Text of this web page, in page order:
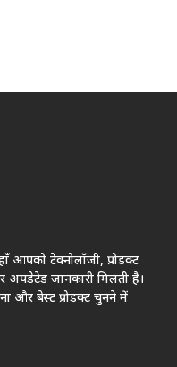
आपको टेक्नोलॉजी, प्रोडक्ट
जानकारी मिलती है।
और बेस्ट प्रोडक्ट चुनने में